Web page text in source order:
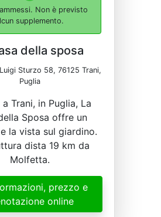
Non è previsto
supplemento.
della sposa
Sturzo 58, 76125 Trani,
Puglia
Trani, in Puglia, La
Sposa offre un
la vista sul giardino.
dista 19 km da
Molfetta.
prezzo e
online